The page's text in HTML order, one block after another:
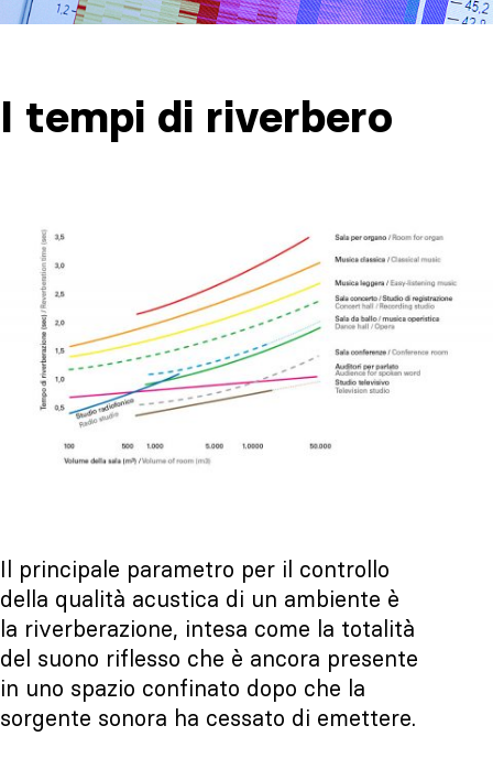
I tempi di riverbero
Il principale parametro per il controllo
della qualità acustica di un ambiente è
la riverberazione, intesa come la totalità
del suono riflesso che è ancora presente
in uno spazio confinato dopo che la
sorgente sonora ha cessato di emettere.